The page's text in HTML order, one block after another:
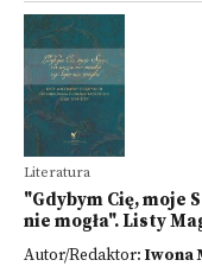
Literatura
"Gdybym Cię, moje
nie mogła". Listy
Autor/Redaktor: Iwona